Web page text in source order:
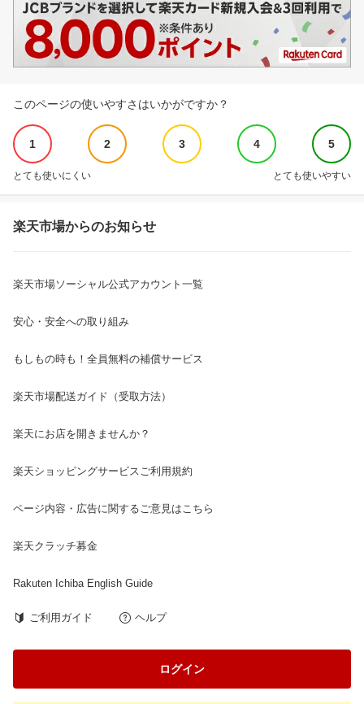
このページの使いやすさはいかがですか？
1 2 3 4 5
とても使いにくい とても使いやすい
楽天市場からのお知らせ
楽天市場ソーシャル公式アカウント一覧
安心・安全への取り組み
もしもの時も！全員無料の補償サービス
楽天市場配送ガイド（受取方法）
楽天にお店を開きませんか？
楽天ショッピングサービスご利用規約
ページ内容・広告に関するご意見はこちら
楽天クラッチ募金
Rakuten Ichiba English Guide
ご利用ガイド ヘルプ
ログイン